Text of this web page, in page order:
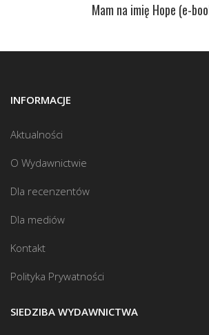
Mam na imię Hope (e-
INFORMACJE
Aktualności
O Wydawnictwie
Dla recenzentów
Dla mediów
Kontakt
Polityka Prywatności
SIEDZIBA WYDAWNICTWA